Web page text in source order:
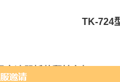
TK-724
速器拆装翻转台架